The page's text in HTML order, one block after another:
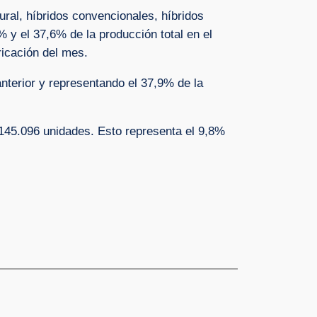
híbridos convencionales, híbridos
y el 37,6% de la producción total en el
del mes.
y representando el 37,9% de la
unidades. Esto representa el 9,8%